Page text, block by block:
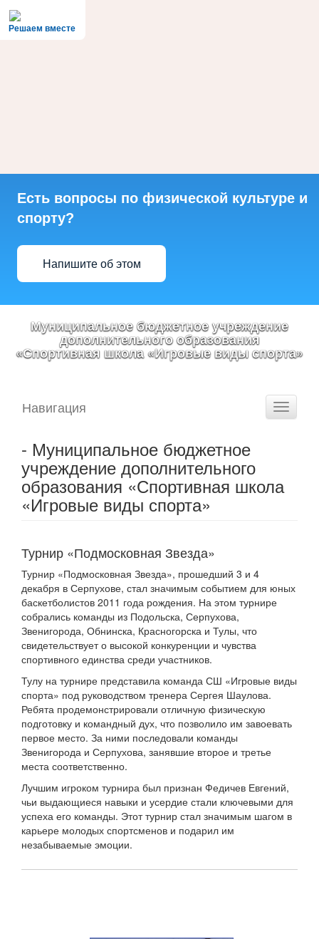
Решаем вместе
Есть вопросы по физической культуре и
спорту?
Напишите об этом
Муниципальное бюджетное учреждение
дополнительного образования
«Спортивная школа «Игровые виды спорта»
Toggle
Навигация
- Муниципальное бюджетное
учреждение дополнительного
образования «Спортивная школа
«Игровые виды спорта»
Турнир «Подмосковная Звезда»
Турнир «Подмосковная Звезда», прошедший 3 и 4
декабря в Серпухове, стал значимым событием для юных
баскетболистов 2011 года рождения. На этом турнире
собрались команды из Подольска, Серпухова,
Звенигорода, Обнинска, Красногорска и Тулы, что
свидетельствует о высокой конкуренции и чувства
спортивного единства среди участников.
Тулу на турнире представила команда СШ «Игровые виды
спорта» под руководством тренера Сергея Шаулова.
Ребята продемонстрировали отличную физическую
подготовку и командный дух, что позволило им завоевать
первое место. За ними последовали команды
Звенигорода и Серпухова, занявшие второе и третье
места соответственно.
Лучшим игроком турнира был признан Федичев Евгений,
чьи выдающиеся навыки и усердие стали ключевыми для
успеха его команды. Этот турнир стал значимым шагом в
карьере молодых спортсменов и подарил им
незабываемые эмоции.